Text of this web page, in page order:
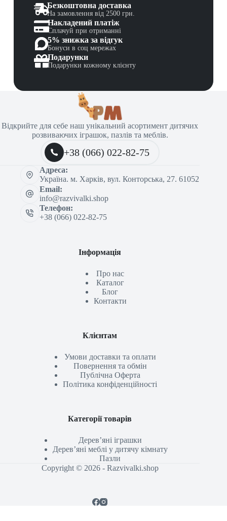
Безкоштовна доставка
На замовлення від 2500 грн.
Накладений платіж
Сплачуй при отриманні
5% знижка за відгук
Бонуси в соц мережах
Подарунки
Подарунки кожному клієнту
Відкрийте для себе наш унікальний асортимент дитячих
розвиваючих іграшок, пазлів та меблів.
+38 (066) 022-82-75
Адреса:
Україна. м. Харків, вул. Конторська, 27. 61052
Email:
info@razvivalki.shop
Телефон:
+38 (066) 022-82-75
Інформація
Про нас
Каталог
Блог
Контакти
Клієнтам
Умови доставки та оплати
Повернення та обмін
Публічна Оферта
Політика конфіденційності
Категорії товарів
Дерев’яні іграшки
Дерев’яні меблі у дитячу кімнату
Пазли
Copyright © 2026 - Razvivalki.shop